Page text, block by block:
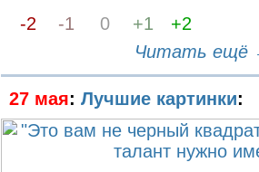
-2
-1 0 +1 +2
Читать ещё
27 мая: Лучшие картинки: